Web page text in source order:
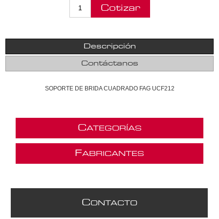
Descripción
Contáctanos
SOPORTE DE BRIDA CUADRADO FAG UCF212
CATEGORÍAS
FABRICANTES
CONTACTO